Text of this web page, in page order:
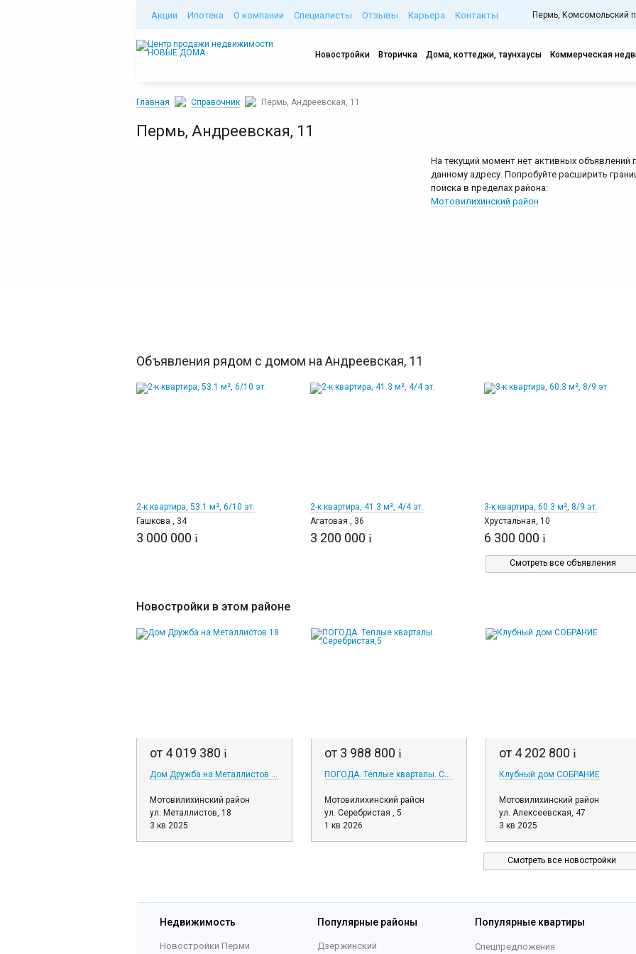
Акции Ипотека О компании Специалисты Отзывы Карьера Контакты Пермь, Комсомольский
Новостройки Вторичка Дома, коттеджи, таунхаусы Коммерческая
Главная Справочник Пермь, Андреевская, 11
Пермь, Андреевская, 11
На текущий момент нет активных объявлений
данному адресу. Попробуйте расширить
поиска в пределах района:
Мотовилихинский район
Объявления рядом с домом на Андреевская, 11
2-к квартира, 53.1 м², 6/10 эт.
Гашкова , 34
3 000 000 i
2-к квартира, 41.3 м², 4/4 эт.
Агатовая , 36
3 200 000 i
3-к квартира, 60.3 м², 8/9 эт.
Хрустальная, 10
6 300 000 i
Смотреть все объявления
Новостройки в этом районе
от 4 019 380 i
Дом Дружба на Металлистов 18
Мотовилихинский район
ул. Металлистов, 18
3 кв 2025
от 3 988 800 i
ПОГОДА. Теплые кварталы. Серебристая,5
Мотовилихинский район
ул. Серебристая , 5
1 кв 2026
от 4 202 800 i
Клубный дом СОБРАНИЕ
Мотовилихинский район
ул. Алексеевская, 47
3 кв 2025
Смотреть все новостройки
Недвижимость
Новостройки Перми
Популярные районы
Дзержинский
Популярные квартиры
Спецпредложения